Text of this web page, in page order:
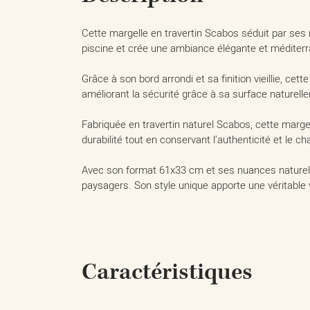
Cette margelle en travertin Scabos séduit par
piscine et crée une ambiance élégante et
Grâce à son bord arrondi et sa finition vieillie,
améliorant la sécurité grâce à sa surface
Fabriquée en travertin naturel Scabos, cette
durabilité tout en conservant l’authenticité et le
Avec son format 61x33 cm et ses nuances
paysagers. Son style unique apporte une
Caractéristiques